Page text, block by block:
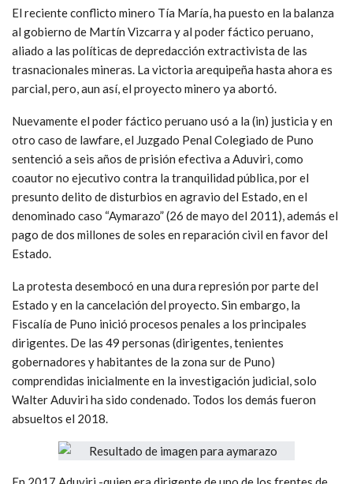
El reciente conflicto minero Tía María, ha puesto en la balanza
al gobierno de Martín Vizcarra y al poder fáctico peruano,
aliado a las políticas de depredacción extractivista de las
trasnacionales mineras. La victoria arequipeña hasta ahora es
parcial, pero, aun así, el proyecto minero ya abortó.
Nuevamente el poder fáctico peruano usó a la (in) justicia y en
otro caso de lawfare, el Juzgado Penal Colegiado de Puno
sentenció a seis años de prisión efectiva a Aduviri, como
coautor no ejecutivo contra la tranquilidad pública, por el
presunto delito de disturbios en agravio del Estado, en el
denominado caso “Aymarazo” (26 de mayo del 2011), además el
pago de dos millones de soles en reparación civil en favor del
Estado.
La protesta desembocó en una dura represión por parte del
Estado y en la cancelación del proyecto. Sin embargo, la
Fiscalía de Puno inició procesos penales a los principales
dirigentes. De las 49 personas (dirigentes, tenientes
gobernadores y habitantes de la zona sur de Puno)
comprendidas inicialmente en la investigación judicial, solo
Walter Aduviri ha sido condenado. Todos los demás fueron
absueltos el 2018.